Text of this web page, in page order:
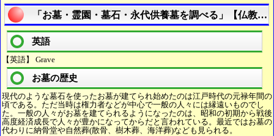
「お墓・霊園・墓石・永代供養墓を調べる」【仏教語
英語
【英語】 Grave
お墓の歴史
現代のような墓石を使ったお墓が建てられ始めたのは江戸時代の元禄年間の
頃である。ただ当時は権力者などが中心で一般の人々には縁遠いものでし
た。一般の人々がお墓を建てられるようになったのは、昭和の初期から戦後
高度経済成長で人々が豊かになってからだと言われている。最近ではお墓の
代わりに納骨堂や自然葬(散骨、樹木葬、海洋葬)なども見られる。